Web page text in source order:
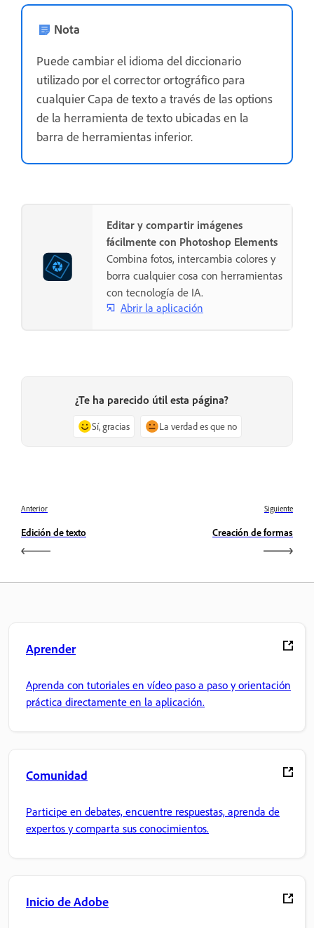
Nota
Puede cambiar el idioma del diccionario
utilizado por el corrector ortográfico para
cualquier Capa de texto a través de las options
de la herramienta de texto ubicadas en la
barra de herramientas inferior.
Editar y compartir imágenes
fácilmente con Photoshop Elements
Combina fotos, intercambia colores y
borra cualquier cosa con herramientas
con tecnología de IA.
Abrir la aplicación
¿Te ha parecido útil esta página?
Sí, gracias La verdad es que no
Anterior
Edición de texto
Siguiente
Creación de formas
Aprender
Aprenda con tutoriales en vídeo paso a paso y orientación
práctica directamente en la aplicación.
Comunidad
Participe en debates, encuentre respuestas, aprenda de
expertos y comparta sus conocimientos.
Inicio de Adobe